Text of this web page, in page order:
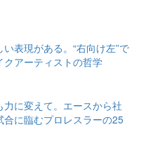
表現がある。“右向け左”で
アーティストの哲学
に変えて。エースから社
合に臨むプロレスラーの25